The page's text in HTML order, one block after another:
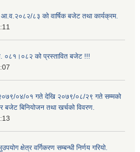
आ.व.२०८२/८३ को वार्षिक बजेट तथा कार्यक्रम.
०८१।०८२ को प्रस्तावित बजेट !!!
०४/०१ गते देखि २०७९/०८/२९ गते सम्मको
बजेट बिनियोजन तथा खर्चको विवरण.
क्षेत्र वर्गिकरण सम्बन्धी निर्णय गरियो.